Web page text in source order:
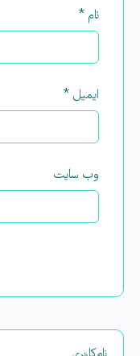
نام *
ایمیل *
وب‌ سایت